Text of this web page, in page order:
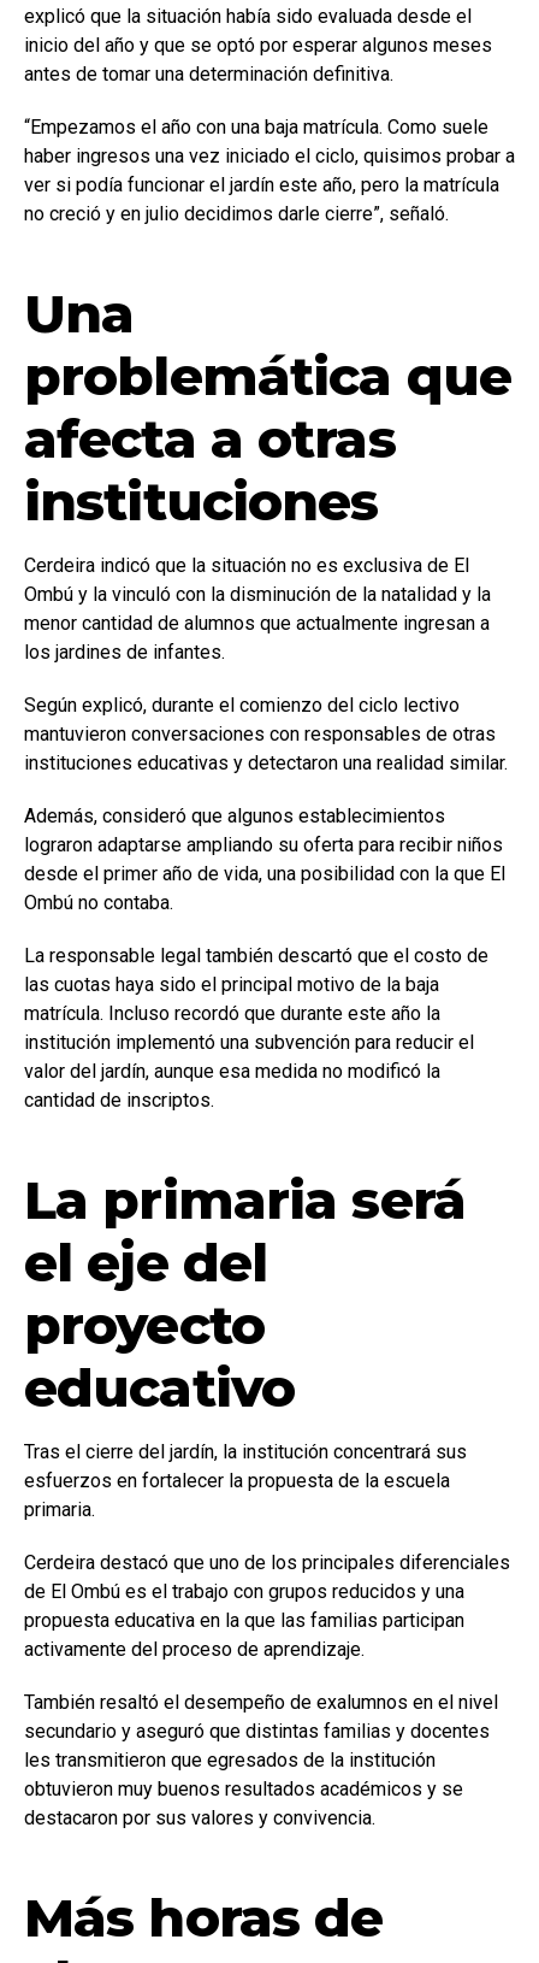
explicó que la situación había sido evaluada desde el
inicio del año y que se optó por esperar algunos meses
antes de tomar una determinación definitiva.
“Empezamos el año con una baja matrícula. Como suele
haber ingresos una vez iniciado el ciclo, quisimos probar a
ver si podía funcionar el jardín este año, pero la matrícula
no creció y en julio decidimos darle cierre”, señaló.
Una
problemática que
afecta a otras
instituciones
Cerdeira indicó que la situación no es exclusiva de El
Ombú y la vinculó con la disminución de la natalidad y la
menor cantidad de alumnos que actualmente ingresan a
los jardines de infantes.
Según explicó, durante el comienzo del ciclo lectivo
mantuvieron conversaciones con responsables de otras
instituciones educativas y detectaron una realidad similar.
Además, consideró que algunos establecimientos
lograron adaptarse ampliando su oferta para recibir niños
desde el primer año de vida, una posibilidad con la que El
Ombú no contaba.
La responsable legal también descartó que el costo de
las cuotas haya sido el principal motivo de la baja
matrícula. Incluso recordó que durante este año la
institución implementó una subvención para reducir el
valor del jardín, aunque esa medida no modificó la
cantidad de inscriptos.
La primaria será
el eje del
proyecto
educativo
Tras el cierre del jardín, la institución concentrará sus
esfuerzos en fortalecer la propuesta de la escuela
primaria.
Cerdeira destacó que uno de los principales diferenciales
de El Ombú es el trabajo con grupos reducidos y una
propuesta educativa en la que las familias participan
activamente del proceso de aprendizaje.
También resaltó el desempeño de exalumnos en el nivel
secundario y aseguró que distintas familias y docentes
les transmitieron que egresados de la institución
obtuvieron muy buenos resultados académicos y se
destacaron por sus valores y convivencia.
Más horas de